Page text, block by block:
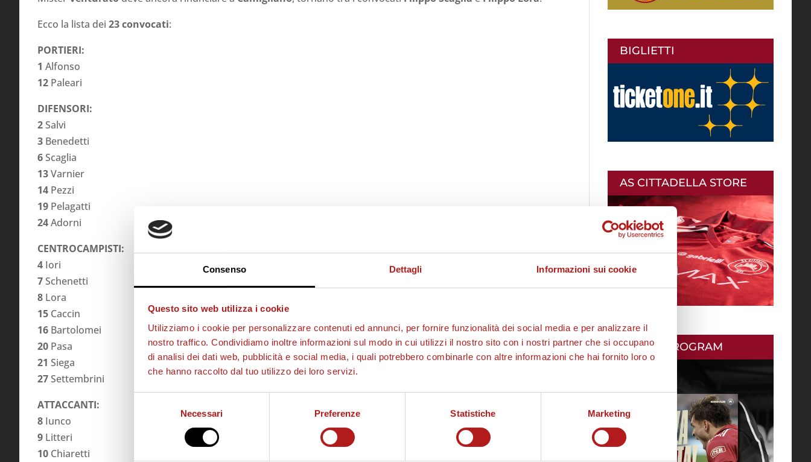
Consenso Dettagli Informazioni sui cookie
Questo sito web utilizza i cookie
Utilizziamo i cookie per personalizzare contenuti ed annunci, per fornire funzionalità dei social media e per analizzare il
nostro traffico. Condividiamo inoltre informazioni sul modo in cui utilizzi il nostro sito con i nostri partner che si occupano
di analisi dei dati web, pubblicità e social media, i quali potrebbero combinarle con altre informazioni che hai fornito loro o
che hanno raccolto dal tuo utilizzo dei loro servizi.
Necessari Preferenze Statistiche Marketing
Ecco la lista dei 23 convocati:
PORTIERI:
1 Alfonso
12 Paleari
DIFENSORI:
2Salvi
3 Benedetti
6Scaglia
13Varnier
14 Pezzi
19 Pelagatti
24Adorni
CENTROCAMPISTI:
4 Iori
7Schenetti
8 Lora
15 Caccin
16 Bartolomei
20 Pasa
21 Siega
27Settembrini
ATTACCANTI:
8 Iunco
9 Litteri
10 Chiaretti
BIGLIETTI
AS CITTADELLA STORE
MATCH PROGRAM